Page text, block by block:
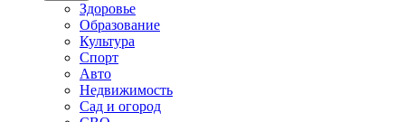
Здоровье
Образование
Культура
Спорт
Авто
Недвижимость
Сад и огород